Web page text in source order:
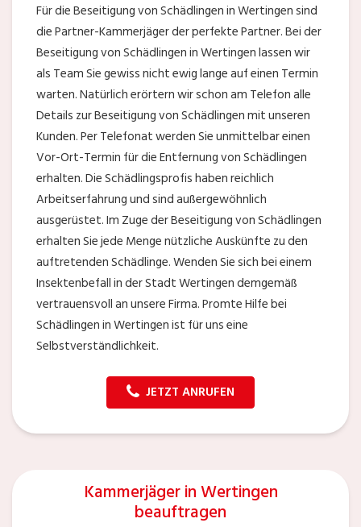
Für die Beseitigung von Schädlingen in Wertingen sind
die Partner-Kammerjäger der perfekte Partner. Bei der
Beseitigung von Schädlingen in Wertingen lassen wir
als Team Sie gewiss nicht ewig lange auf einen Termin
warten. Natürlich erörtern wir schon am Telefon alle
Details zur Beseitigung von Schädlingen mit unseren
Kunden. Per Telefonat werden Sie unmittelbar einen
Vor-Ort-Termin für die Entfernung von Schädlingen
erhalten. Die Schädlingsprofis haben reichlich
Arbeitserfahrung und sind außergewöhnlich
ausgerüstet. Im Zuge der Beseitigung von Schädlingen
erhalten Sie jede Menge nützliche Auskünfte zu den
auftretenden Schädlinge. Wenden Sie sich bei einem
Insektenbefall in der Stadt Wertingen demgemäß
vertrauensvoll an unsere Firma. Promte Hilfe bei
Schädlingen in Wertingen ist für uns eine
Selbstverständlichkeit.
JETZT ANRUFEN
Kammerjäger in Wertingen
beauftragen